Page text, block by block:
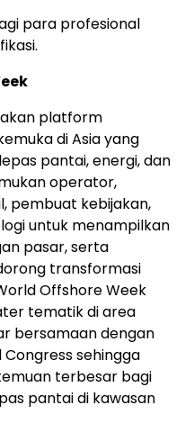
para profesional
platform
di Asia yang
pantai, energi, dan
operator,
pembuat kebijakan,
untuk menampilkan
pasar, serta
transformasi
Offshore Week
tematik di area
bersamaan dengan
Congress sehingga
terbesar bagi
pantai di kawasan